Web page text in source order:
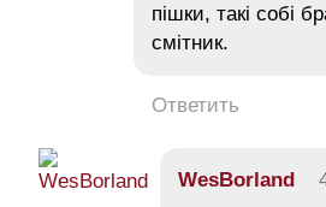
пішки, такі собі
смітник.
Ответить
WesBorland